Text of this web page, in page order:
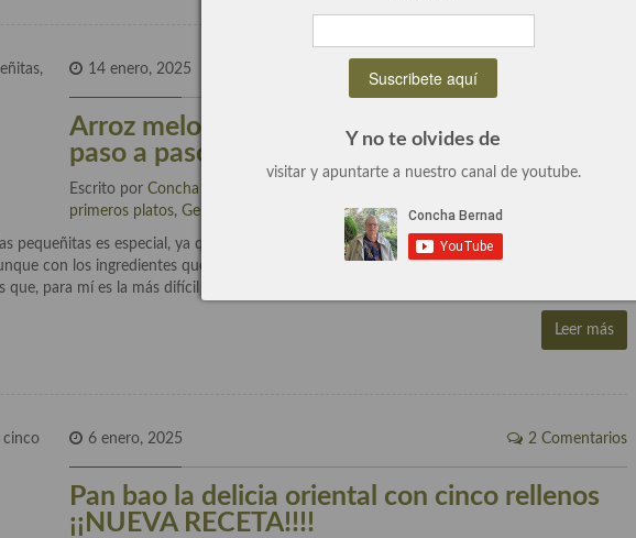
14 enero, 2025
Arroz meloso con sepias pequeñitas, receta
paso a paso.
Escrito porConcha Bernad
primeros platos,General
pequeñitas es especial, ya que esta excelente, una auténtica sorpresa gustativa cuando
con los ingredientes que lleva ya prometía sobre el papel. Lo vamos a preparar meloso,
para mí es la más difícil de elaborar. Pero si la […]
Leer más
6 enero, 2025 2 Comentarios
Pan bao la delicia oriental con cinco rellenos
¡¡NUEVA RECETA!!!!
Y no te olvides de
visitar y apuntarte a nuestro canal de youtube.